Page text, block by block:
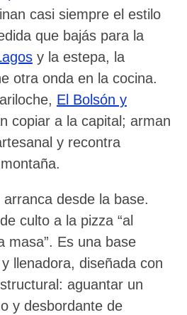
casi siempre el estilo
que bajás para la
y la estepa, la
otra onda en la cocina.
El Bolsón y
copiar a la capital; arman
y recontra
desde la base.
culto a la pizza “al
masa”. Es una base
llenadora, diseñada con
aguantar un
y desbordante de